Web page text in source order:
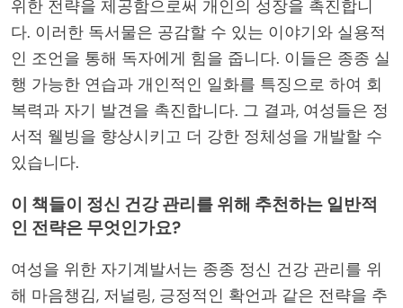
위한 전략을 제공함으로써 개인의 성장을 촉진합니
다. 이러한 독서물은 공감할 수 있는 이야기와 실용적
인 조언을 통해 독자에게 힘을 줍니다. 이들은 종종 실
행 가능한 연습과 개인적인 일화를 특징으로 하여 회
복력과 자기 발견을 촉진합니다. 그 결과, 여성들은 정
서적 웰빙을 향상시키고 더 강한 정체성을 개발할 수
있습니다.
이 책들이 정신 건강 관리를 위해 추천하는 일반적
인 전략은 무엇인가요?
여성을 위한 자기계발서는 종종 정신 건강 관리를 위
해 마음챙김, 저널링, 긍정적인 확언과 같은 전략을 추